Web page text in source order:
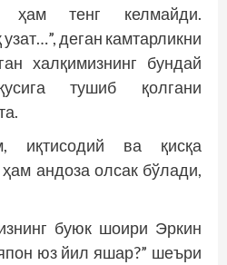
ҳам тенг келмайди.
узат…”, деган камтарликни
халқимизнинг бундай
тушиб қолгани
иқтисодий ва қисқа
андоза олсак бўлади,
буюк шоири Эркин
юз йил яшар?” шеъри